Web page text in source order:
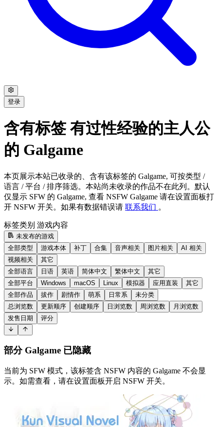
登录
含有标签 有过性经验的主人公
的 Galgame
本页展示本站已收录的、含有该标签的 Galgame, 可按类型 /
语言 / 平台 / 排序筛选。本站尚未收录的作品不在此列。默认
仅显示 SFW 的 Galgame, 查看 NSFW Galgame 请在设置面板打
开 NSFW 开关。如果有数据错误请 联系我们 。
标签类别 游戏内容
未发布的游戏
全部类型
游戏本体 补丁 合集 音声相关 图片相关
AI 相关
视频相关
其它
全部语言
日语 英语 简体中文 繁体中文
其它
全部平台
Windows macOS Linux 模拟器 应用直装
其它
全部作品
拔作 剧情作 萌系 日常系
未分类
总浏览数
更新顺序 创建顺序 日浏览数 周浏览数
月浏览数
发售日期
评分
部分 Galgame 已隐藏
当前为 SFW 模式，该标签含 NSFW 内容的 Galgame 不会显
示。如需查看，请在设置面板开启 NSFW 开关。